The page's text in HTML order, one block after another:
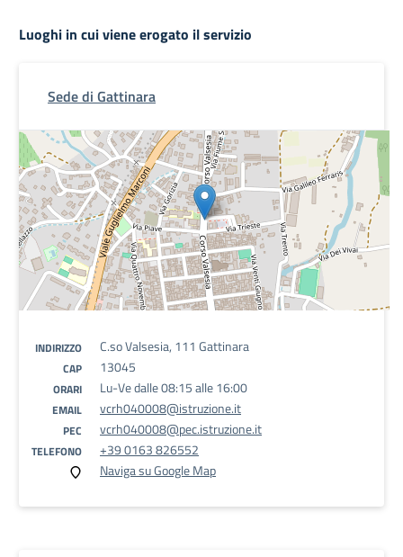
Luoghi in cui viene erogato il servizio
Sede di Gattinara
INDIRIZZO C.so Valsesia, 111 Gattinara
CAP 13045
ORARI Lu-Ve dalle 08:15 alle 16:00
EMAIL vcrh040008@istruzione.it
PEC vcrh040008@pec.istruzione.it
TELEFONO
+39 0163 826552
Naviga su Google Map